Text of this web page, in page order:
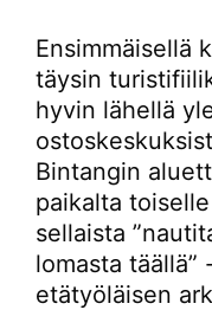
Ensimmäisellä
täysin
hyvin lähellä
Bintangin
paikalta
sellaista
lomasta täällä”
etätyöläisen